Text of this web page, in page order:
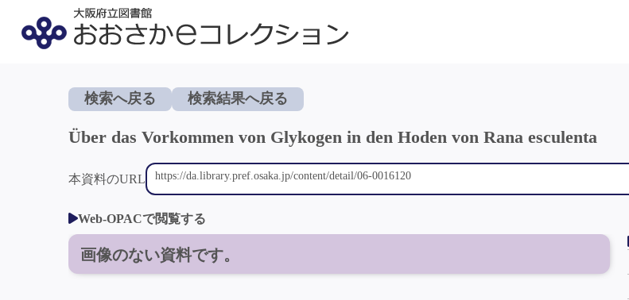
検索へ戻る 検索結果へ戻る
Über das Vorkommen von Glykogen in den Hoden von Rana esculenta
本資料のURL
Web-OPACで閲覧する
画像のない資料です。